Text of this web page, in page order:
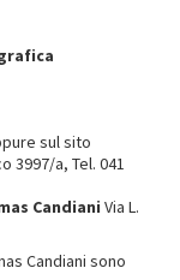
sul sito
3997/a, Tel. 041
Candiani Via L.
Candiani sono